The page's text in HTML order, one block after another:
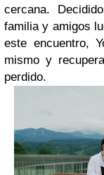
cercana.
familia y amigos
este encuentro,
mismo y
perdido.